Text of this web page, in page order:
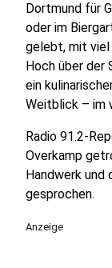
Dortmund für
oder im
gelebt, mit viel
Hoch über der
ein
Weitblick – im
Radio 91.2-
Overkamp
Handwerk und
gesprochen.
Anzeige